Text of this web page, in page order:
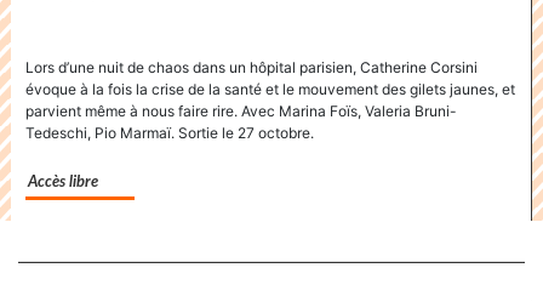
endiablée
du
Lors d’une nuit de chaos dans un hôpital parisien, Catherine Corsini
évoque à la fois la crise de la santé et le mouvement des gilets jaunes, et
parvient même à nous faire rire. Avec Marina Foïs, Valeria Bruni-
Tedeschi, Pio Marmaï. Sortie le 27 octobre.
Accès libre